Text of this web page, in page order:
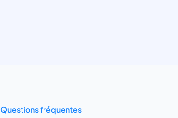
Questions fréquentes